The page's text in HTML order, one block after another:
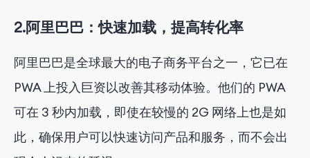
2.阿里巴巴：快速加载，提高转化率
阿里巴巴是全球最大的电子商务平台之一，它已在
PWA 上投入巨资以改善其移动体验。他们的 PWA
可在 3 秒内加载，即使在较慢的 2G 网络上也是如
此，确保用户可以快速访问产品和服务，而不会出